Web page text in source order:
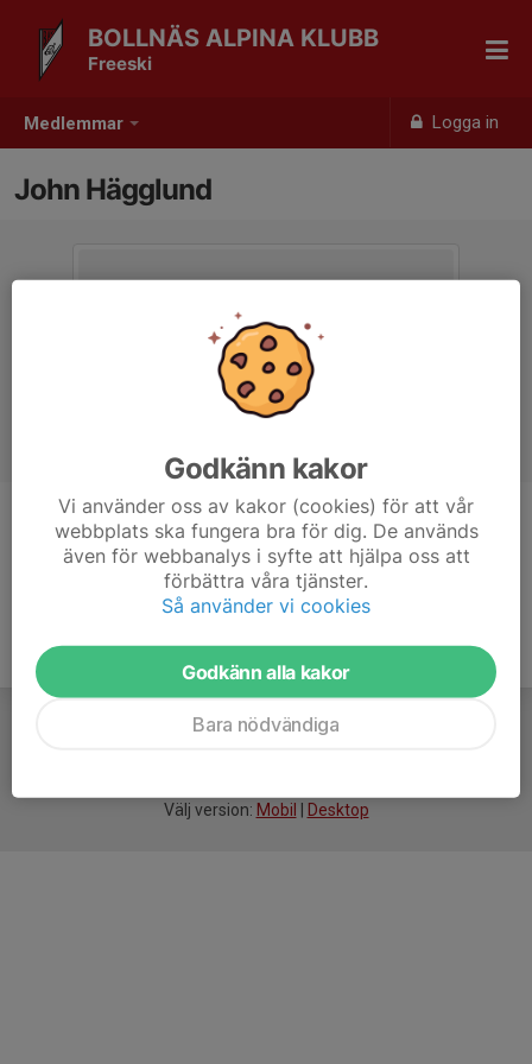
Medlemmar Logga in
BOLLNÄS ALPINA KLUBB
Freeski
John Hägglund
Ålder 12 år
Välj version: Mobil Desktop
Godkänn kakor
Vi använder oss av kakor (cookies) för att vår
webbplats ska fungera bra för dig. De används
även för webbanalys i syfte att hjälpa oss att
förbättra våra tjänster.
Så använder vi cookies
Godkänn alla kakor
Bara nödvändiga